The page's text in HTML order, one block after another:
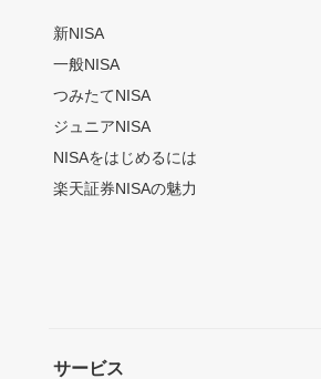
新NISA
一般NISA
つみたてNISA
ジュニアNISA
NISAをはじめるには
楽天証券NISAの魅力
サービス